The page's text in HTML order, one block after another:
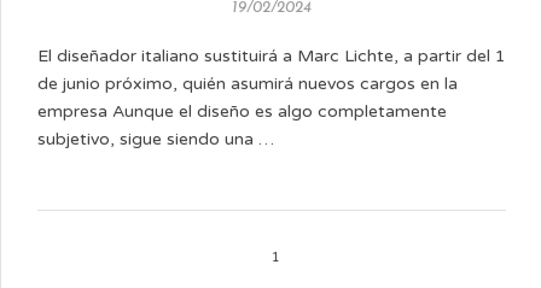
19/02/2024
El diseñador italiano sustituirá a Marc Lichte, a partir del 1
de junio próximo, quién asumirá nuevos cargos en la
empresa Aunque el diseño es algo completamente
subjetivo, sigue siendo una …
1